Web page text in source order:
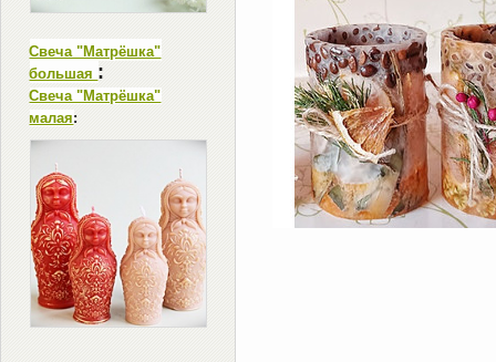
Свеча "Матрёшка"
большая :
Свеча "Матрёшка"
малая: